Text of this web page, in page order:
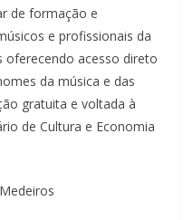
de formação e
e profissionais da
oferecendo acesso direto
da música e das
gratuita e voltada à
de Cultura e Economia